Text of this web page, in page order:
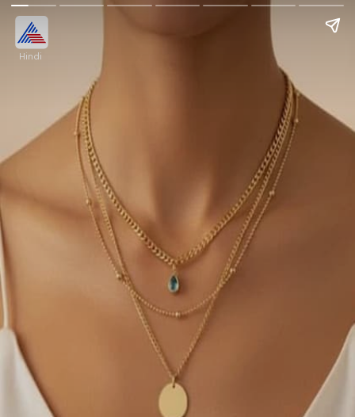
Hindi